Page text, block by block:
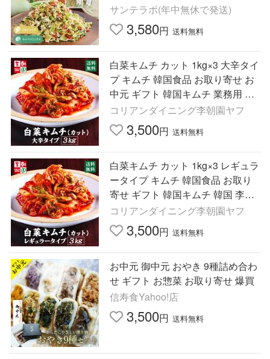
サンテラボ(年中無休で発送)
3,580円 送料無料
白菜キムチ カット 1kg×3 大辛タイ
プ キムチ 韓国食品 お取り寄せ お
中元 ギフト 韓国キムチ 業務用 韓
国 李朝園キムチ 李朝園 ご飯のお
供 プレゼント おつまみ
コリアンダイニング李朝園ヤフ
3,500円 送料無料
白菜キムチ カット 1kg×3 レギュラ
ータイプ キムチ 韓国食品 お取り
寄せ ギフト 韓国キムチ 韓国 李朝
園キムチ 業務用 李朝園 ご飯のお
供
コリアンダイニング李朝園ヤフ
3,500円 送料無料
お中元 御中元 おやき 9種詰め合わ
せ ギフト お惣菜 お取り寄せ 爆買
信寿食Yahoo!店
3,500円 送料無料